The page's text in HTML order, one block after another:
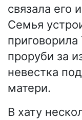
связала его
Семья
проруби за
невестка
матери.
В хату